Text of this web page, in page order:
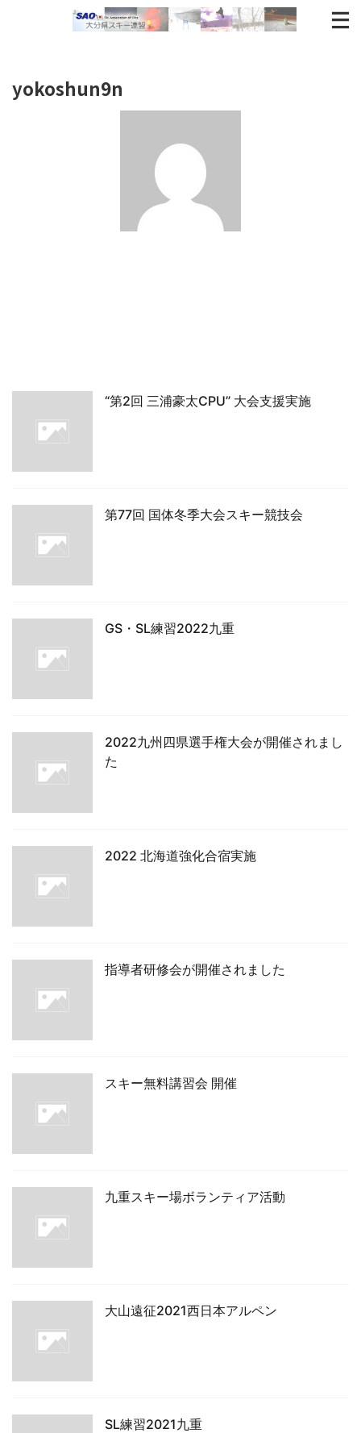
yokoshun9n
“第2回 三浦豪太CPU” 大会支援実施
第77回 国体冬季大会スキー競技会
GS・SL練習2022九重
2022九州四県選手権大会が開催されまし
た
2022 北海道強化合宿実施
指導者研修会が開催されました
スキー無料講習会 開催
九重スキー場ボランティア活動
大山遠征2021西日本アルペン
SL練習2021九重